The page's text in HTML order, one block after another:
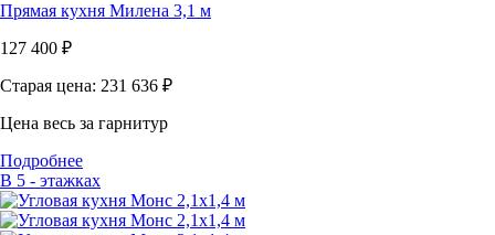
Прямая кухня Милена 3,1 м
127 400 ₽
Старая цена: 231 636 ₽
Цена весь за гарнитур
Подробнее
В 5 - этажках